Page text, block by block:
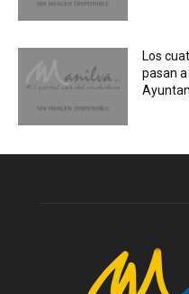
Los
pasan